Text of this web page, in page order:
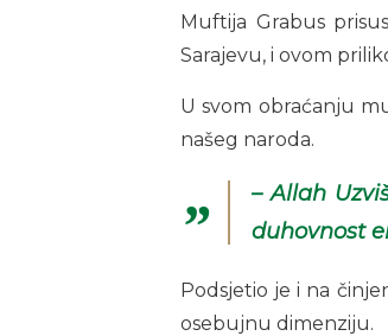
Muftija Grabus
Sarajevu, i ovom
U svom obraćanju
našeg naroda.
– Allah
duhovnost
Podsjetio je i na
osebujnu dimenziju.